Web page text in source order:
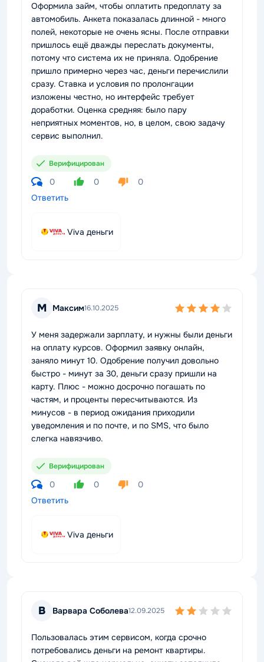
Оформила займ, чтобы оплатить предоплату за
автомобиль. Анкета показалась длинной - много
полей, некоторые не очень ясны. После отправки
пришлось ещё дважды переслать документы,
потому что система их не приняла. Одобрение
пришло примерно через час, деньги перечислили
сразу. Ставка и условия по пролонгации
изложены честно, но интерфейс требует
доработки. Оценка средняя: было пару
неприятных моментов, но, в целом, свою задачу
сервис выполнил.
Верифицирован
0 0
0
Ответить
Viva деньги
М Максим16.10.2025
У меня задержали зарплату, и нужны были деньги
на оплату курсов. Оформил заявку онлайн,
заняло минут 10. Одобрение получил довольно
быстро - минут за 30, деньги сразу пришли на
карту. Плюс - можно досрочно погашать по
частям, и проценты пересчитываются. Из
минусов - в период ожидания приходили
уведомления и по почте, и по SMS, что было
слегка навязчиво.
Верифицирован
0 0
0
Ответить
Viva деньги
В Варвара Соболева12.09.2025
Пользовалась этим сервисом, когда срочно
потребовались деньги на ремонт квартиры.